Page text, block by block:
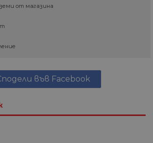
от магазина
във Facebook